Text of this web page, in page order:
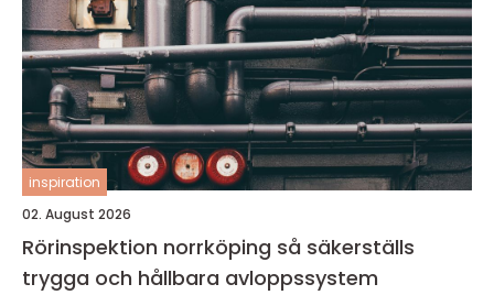
inspiration
02. August 2026
Rörinspektion norrköping så säkerställs
trygga och hållbara avloppssystem